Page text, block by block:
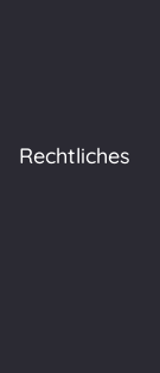
Rechtliches